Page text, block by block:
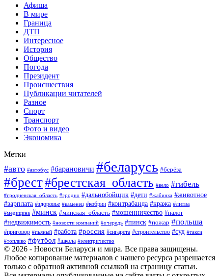
Афиша
В мире
Граница
ДТП
Интересное
История
Общество
Погода
Президент
Происшествия
Публикации читателей
Разное
Спорт
Транспорт
Фото и видео
Экономика
Метки
#авто #автобус #барановичи #беларусь #берёза
#брест#брестская_область #вело #гибель
#гродненская_область #гродно #дальнобойщик #дети #жабинка #животное
#зарплата #здоровье #каменец #кобрин #контрабанда #кража #литва
#медицина #минск #минская_область #мошенничество #налог
#недвижимость #новости компаний #очередь #пинск #пожар #польша
#приговор #пьяный #работа #россия #сигарета #строительство #суд #такси
#топливо #футбол #школа #электричество
© 2026 - Новости Беларуси и мира. Все права защищены.
Любое копирование материалов с нашего ресурса разрешается
только с обратной активной ссылкой на страницу статьи.